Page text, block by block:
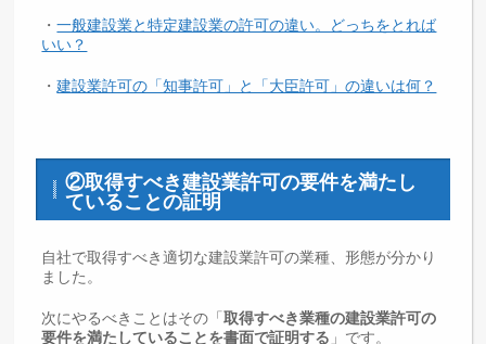
・一般建設業と特定建設業の許可の違い。どっちをとれば
いい？
・建設業許可の「知事許可」と「大臣許可」の違いは何？
②取得すべき建設業許可の要件を満たし
ていることの証明
自社で取得すべき適切な建設業許可の業種、形態が分かり
ました。
次にやるべきことはその「取得すべき業種の建設業許可の
要件を満たしていることを書面で証明する 」です。